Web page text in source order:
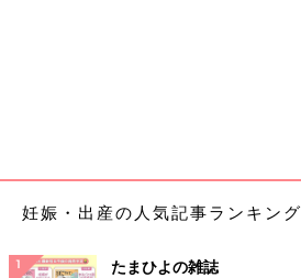
妊娠・出産の人気記事ランキング
たまひよの雑誌